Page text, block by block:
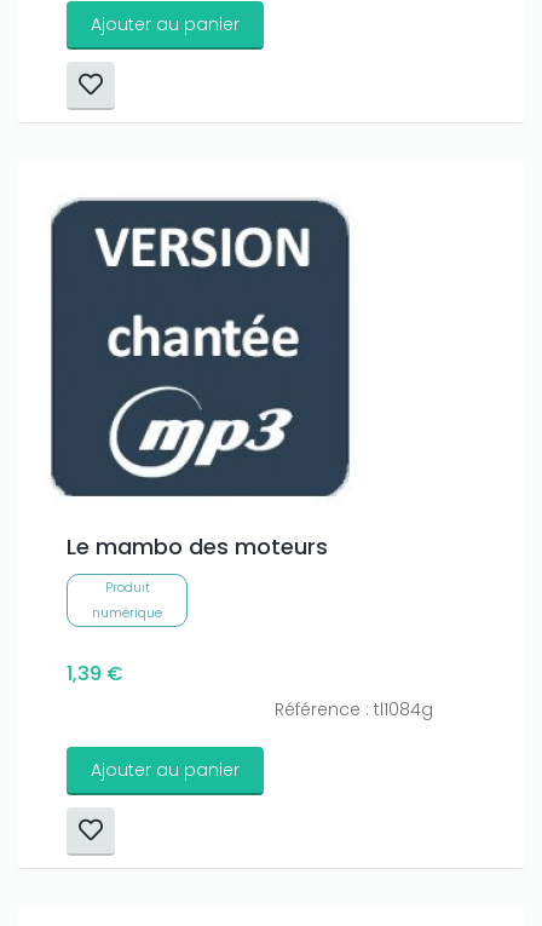
Ajouter au panier
Le mambo des moteurs
Produit
numérique
1,39 €
Référence : tl1084g
Ajouter au panier